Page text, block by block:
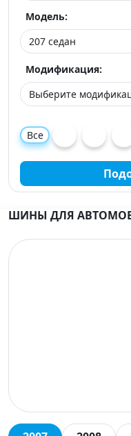
Модель:
Модификация:
Все
ШИНЫ ДЛЯ